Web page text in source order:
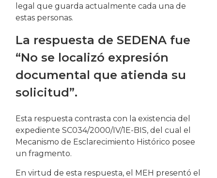
legal que guarda actualmente cada una de
estas personas.
La respuesta de SEDENA fue
“No se localizó expresión
documental que atienda su
solicitud”.
Esta respuesta contrasta con la existencia del
expediente SC034/2000/IV/1E-BIS, del cual el
Mecanismo de Esclarecimiento Histórico posee
un fragmento.
En virtud de esta respuesta, el MEH presentó el